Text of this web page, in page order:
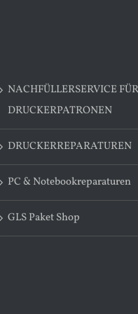
NACHFÜLLERSERVICE
DRUCKERPATRONEN
DRUCKERREPARATUREN
PC & Notebookreparaturen
GLS Paket Shop